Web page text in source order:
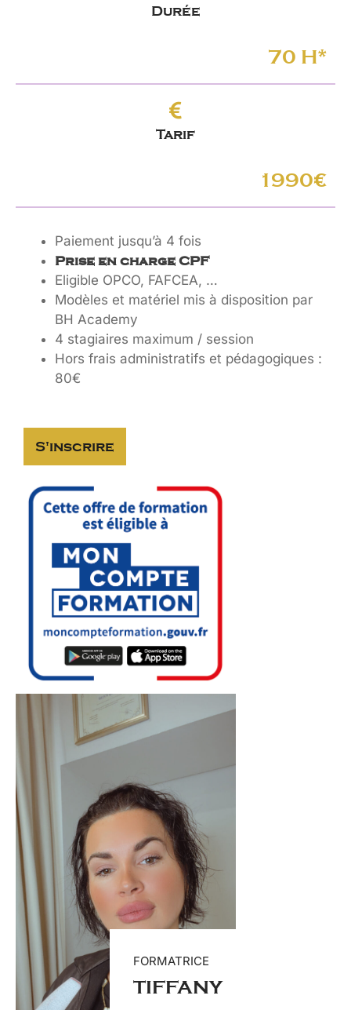
Durée
70 H*
Tarif
1990€
Paiement jusqu’à 4 fois
Prise en charge CPF
Eligible OPCO, FAFCEA, …
Modèles et matériel mis à disposition par
BH Academy
4 stagiaires maximum / session
Hors frais administratifs et pédagogiques :
80€
S'inscrire
FORMATRICE
TIFFANY